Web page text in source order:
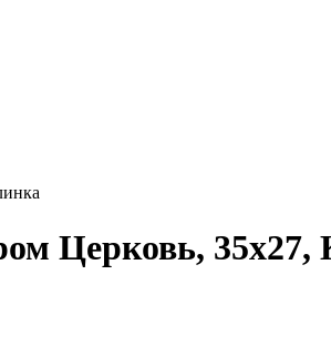
Церковь, 35x27,